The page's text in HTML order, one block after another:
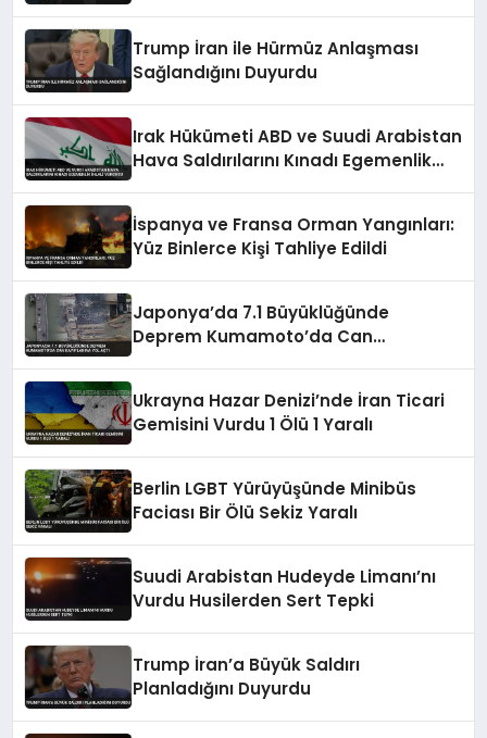
Trump İran ile Hürmüz Anlaşması
Sağlandığını Duyurdu
Irak Hükümeti ABD ve Suudi Arabistan
Hava Saldırılarını Kınadı Egemenlik
İspanya ve Fransa Orman Yangınları:
Yüz Binlerce Kişi Tahliye Edildi
Japonya’da 7.1 Büyüklüğünde
Deprem Kumamoto’da Can
Ukrayna Hazar Denizi’nde İran Ticari
Gemisini Vurdu 1 Ölü 1 Yaralı
Berlin LGBT Yürüyüşünde Minibüs
Faciası Bir Ölü Sekiz Yaralı
Suudi Arabistan Hudeyde Limanı’nı
Vurdu Husilerden Sert Tepki
Trump İran’a Büyük Saldırı
Planladığını Duyurdu